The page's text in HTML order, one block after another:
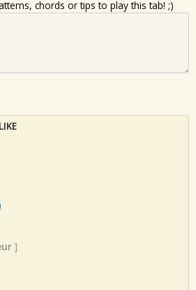
chords or tips to play this tab! ;)
]